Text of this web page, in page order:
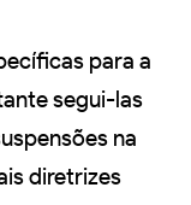
para a
segui-las
na
diretrizes